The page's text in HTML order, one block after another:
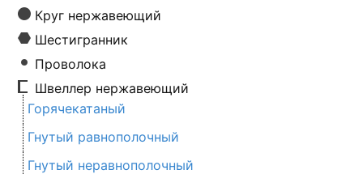
Круг нержавеющий
Шестигранник
Проволока
Швеллер нержавеющий
Горячекатаный
Гнутый равнополочный
Гнутый неравнополочный